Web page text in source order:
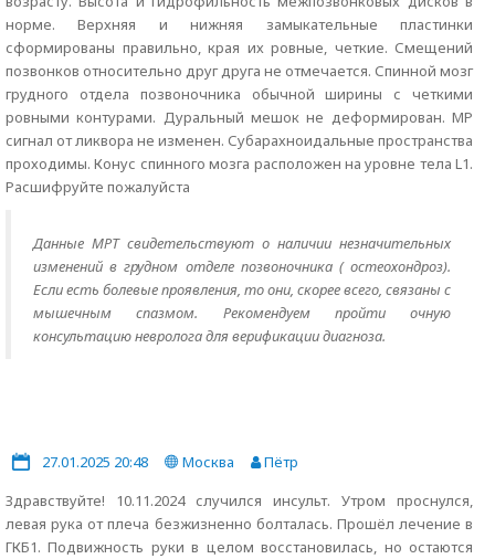
норме. Верхняя и нижняя замыкательные пластинки
сформированы правильно, края их ровные, четкие. Смещений
позвонков относительно друг друга не отмечается. Спинной мозг
грудного отдела позвоночника обычной ширины с четкими
ровными контурами. Дуральный мешок не деформирован. МР
сигнал от ликвора не изменен. Субарахноидальные пространства
проходимы. Конус спинного мозга расположен на уровне тела L1.
Расшифруйте пожалуйста
Данные МРТ свидетельствуют о наличии незначительных
изменений в грудном отделе позвоночника ( остеохондроз).
Если есть болевые проявления, то они, скорее всего, связаны с
мышечным спазмом. Рекомендуем пройти очную
консультацию невролога для верификации диагноза.
27.01.2025 20:48 Москва
Пётр
Здравствуйте! 10.11.2024 случился инсульт. Утром проснулся,
левая рука от плеча безжизненно болталась. Прошёл лечение в
ГКБ1. Подвижность руки в целом восстановилась, но остаются